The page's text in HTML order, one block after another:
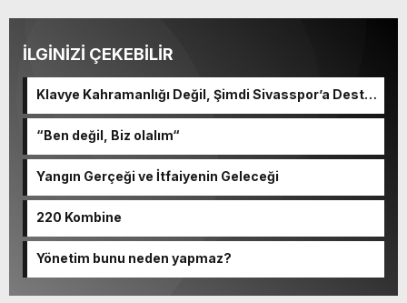
İLGİNİZİ ÇEKEBİLİR
Klavye Kahramanlığı Değil, Şimdi Sivasspor’a Destek
“Ben değil, Biz olalım“
Yangın Gerçeği ve İtfaiyenin Geleceği
220 Kombine
Yönetim bunu neden yapmaz?